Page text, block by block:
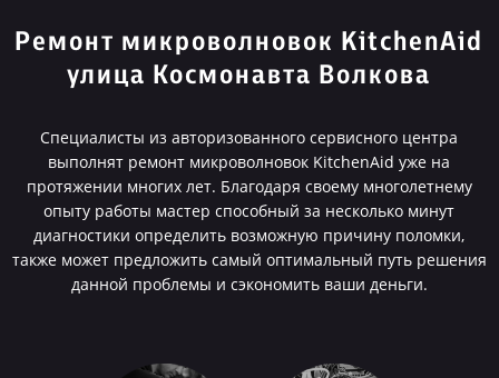
Ремонт микроволновок KitchenAid
улица Космонавта Волкова
Специалисты из авторизованного сервисного центра
выполнят ремонт микроволновок KitchenAid уже на
протяжении многих лет. Благодаря своему многолетнему
опыту работы мастер способный за несколько минут
диагностики определить возможную причину поломки,
также может предложить самый оптимальный путь решения
данной проблемы и сэкономить ваши деньги.